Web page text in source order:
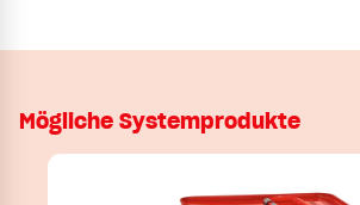
Mögliche Systemprodukte